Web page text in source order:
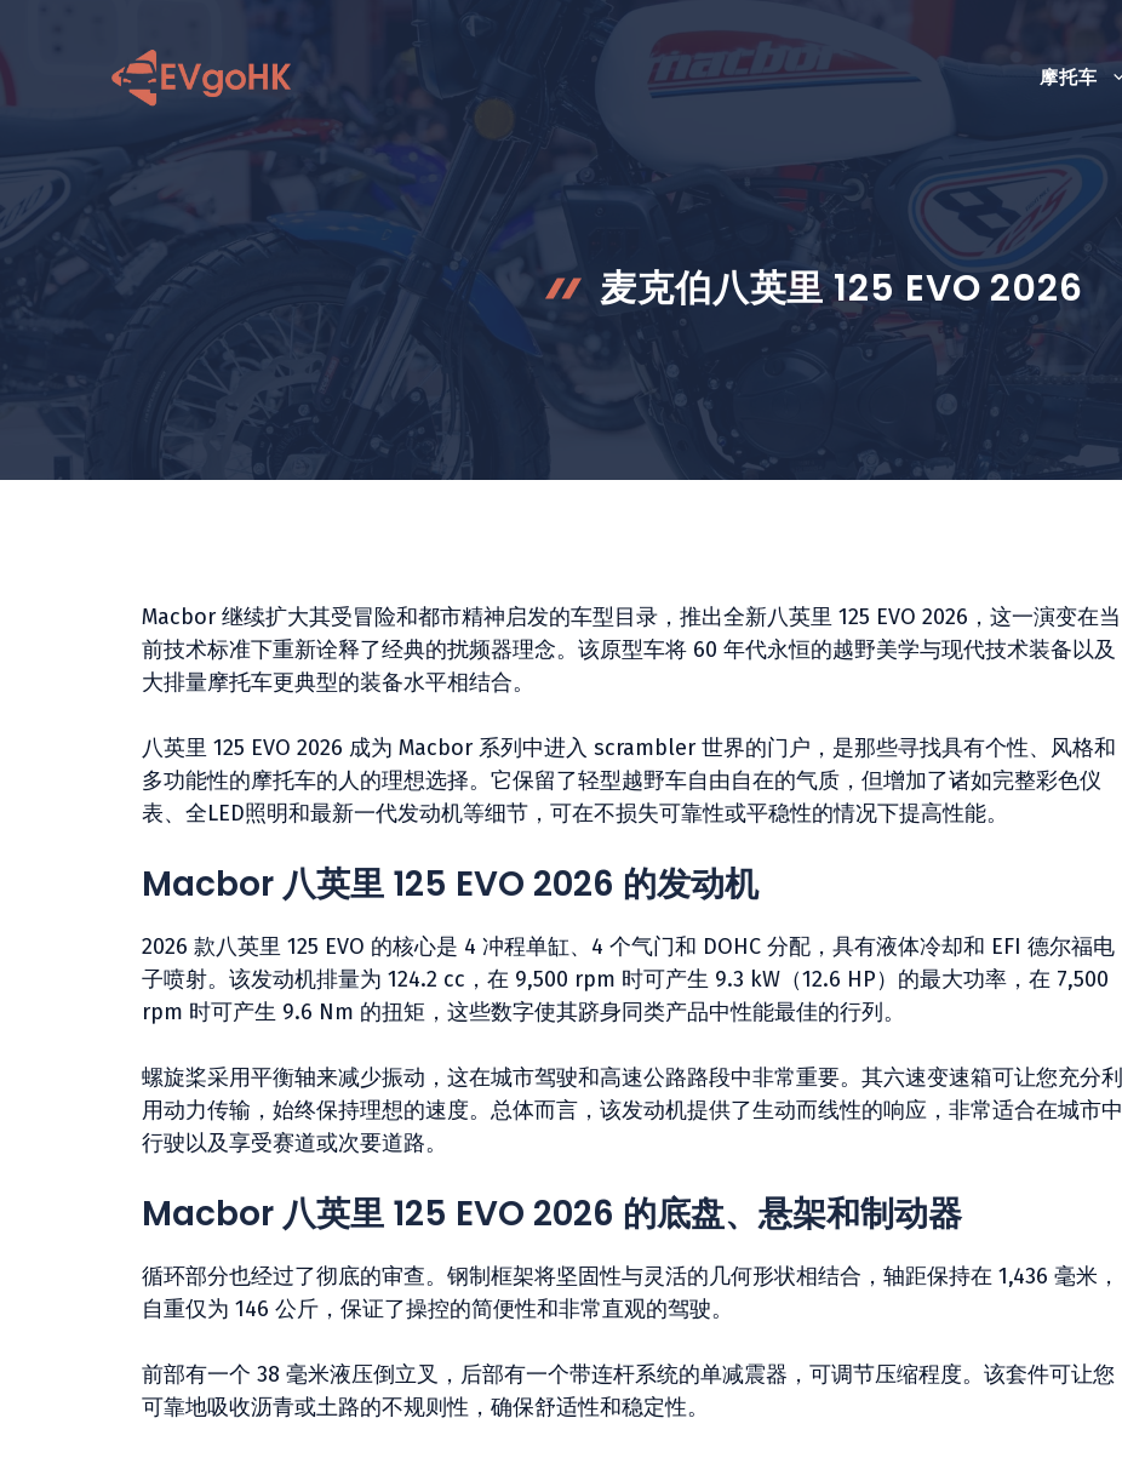
摩托车
麦克伯八英里 125 EVO 2026
Macbor 继续扩大其受冒险和都市精神启发的车型目录，推出全新八英里 125 EVO 2026，这一演变在当
前技术标准下重新诠释了经典的扰频器理念。该原型车将 60 年代永恒的越野美学与现代技术装备以及
大排量摩托车更典型的装备水平相结合。
八英里 125 EVO 2026 成为 Macbor 系列中进入 scrambler 世界的门户，是那些寻找具有个性、风格和
多功能性的摩托车的人的理想选择。它保留了轻型越野车自由自在的气质，但增加了诸如完整彩色仪
表、全LED照明和最新一代发动机等细节，可在不损失可靠性或平稳性的情况下提高性能。
Macbor 八英里 125 EVO 2026 的发动机
2026 款八英里 125 EVO 的核心是 4 冲程单缸、4 个气门和 DOHC 分配，具有液体冷却和 EFI 德尔福电
子喷射。该发动机排量为 124.2 cc，在 9,500 rpm 时可产生 9.3 kW（12.6 HP）的最大功率，在 7,500
rpm 时可产生 9.6 Nm 的扭矩，这些数字使其跻身同类产品中性能最佳的行列。
螺旋桨采用平衡轴来减少振动，这在城市驾驶和高速公路路段中非常重要。其六速变速箱可让您充分利
用动力传输，始终保持理想的速度。总体而言，该发动机提供了生动而线性的响应，非常适合在城市中
行驶以及享受赛道或次要道路。
Macbor 八英里 125 EVO 2026 的底盘、悬架和制动器
循环部分也经过了彻底的审查。钢制框架将坚固性与灵活的几何形状相结合，轴距保持在 1,436 毫米，
自重仅为 146 公斤，保证了操控的简便性和非常直观的驾驶。
前部有一个 38 毫米液压倒立叉，后部有一个带连杆系统的单减震器，可调节压缩程度。该套件可让您
可靠地吸收沥青或土路的不规则性，确保舒适性和稳定性。